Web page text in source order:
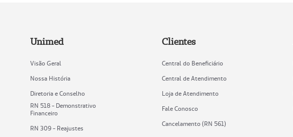
Unimed
Visão Geral
Nossa História
Diretoria e Conselho
RN 518 - Demonstrativo
Financeiro
RN 309 - Reajustes
Clientes
Central do Beneficiário
Central de Atendimento
Loja de Atendimento
Fale Conosco
Cancelamento (RN 561)